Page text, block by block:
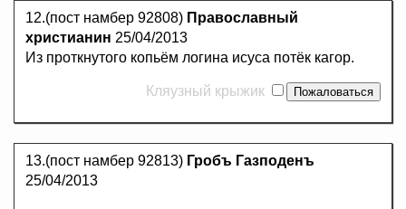
12.(пост намбер 92808) Православный
христианин 25/04/2013
Из проткнутого копьём логина исуса потёк кагор.
Кляузный крыжик
13.(пост намбер 92813) Гробъ Газподенъ
25/04/2013